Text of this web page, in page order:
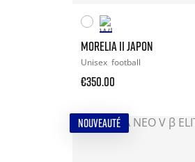
MORELIA II JAPON
Unisex football
€350.00
NOUVEAUTÉ